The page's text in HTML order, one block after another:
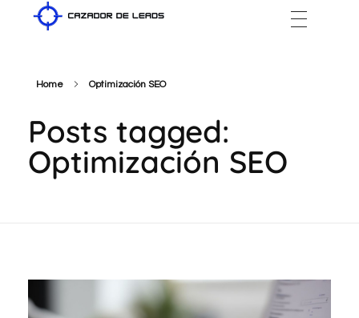
Home Optimización SEO
Posts tagged:
Optimización SEO